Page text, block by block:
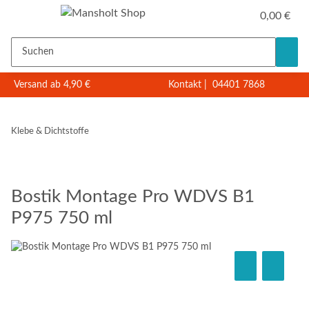
0,00 €
Versand ab 4,90 € Kontakt 04401 7868
Klebe & Dichtstoffe
Bostik Montage Pro WDVS B1
P975 750 ml